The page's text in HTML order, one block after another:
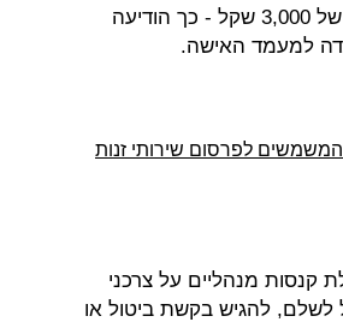
שלוש שנים מהעבירה הראשונה תוביל לקנס בסכום של 3,000 שקל - כך הודיעה
למעמד האישה.
המשמשים לפרסום שירותי זנות
קנסות מנהליים על צרכני
לשלם, להגיש בקשת ביטול או